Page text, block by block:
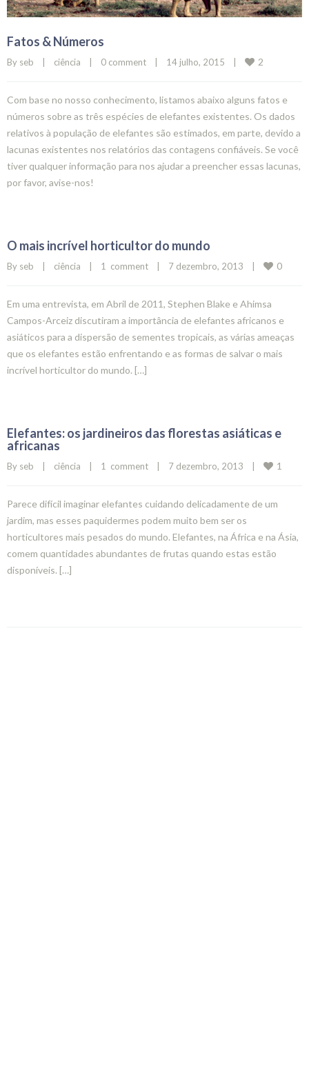
Fatos & Números
By seb | ciência | 0 comment | 14 julho, 2015 | 2
Com base no nosso conhecimento, listamos abaixo alguns fatos e
números sobre as três espécies de elefantes existentes. Os dados
relativos à população de elefantes são estimados, em parte, devido a
lacunas existentes nos relatórios das contagens confiáveis. Se você
tiver qualquer informação para nos ajudar a preencher essas lacunas,
por favor, avise-nos!
O mais incrível horticultor do mundo
By seb | ciência | 1  comment | 7 dezembro, 2013 | 0
Em uma entrevista, em Abril de 2011, Stephen Blake e Ahimsa
Campos-Arceiz discutiram a importância de elefantes africanos e
asiáticos para a dispersão de sementes tropicais, as várias ameaças
que os elefantes estão enfrentando e as formas de salvar o mais
incrível horticultor do mundo. […]
Elefantes: os jardineiros das florestas asiáticas e
africanas
By seb | ciência | 1  comment | 7 dezembro, 2013 | 1
Parece difícil imaginar elefantes cuidando delicadamente de um
jardim, mas esses paquidermes podem muito bem ser os
horticultores mais pesados do mundo. Elefantes, na África e na Ásia,
comem quantidades abundantes de frutas quando estas estão
disponíveis. […]